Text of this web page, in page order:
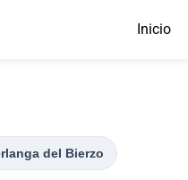
Inicio
del Bierzo